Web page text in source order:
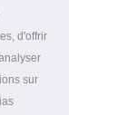
d'offrir
sur